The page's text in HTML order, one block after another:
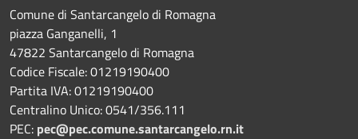
Comune di Santarcangelo di Romagna
piazza Ganganelli, 1
47822 Santarcangelo di Romagna
Codice Fiscale: 01219190400
Partita IVA: 01219190400
Centralino Unico: 0541/356.111
PEC: pec@pec.comune.santarcangelo.rn.it